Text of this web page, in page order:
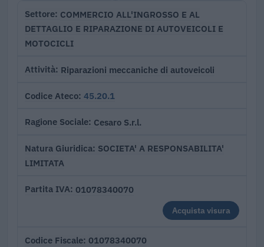
Settore COMMERCIO ALL'INGROSSO E AL
DETTAGLIO E RIPARAZIONE DI AUTOVEICOLI E
MOTOCICLI
Attività Riparazioni meccaniche di autoveicoli
Codice Ateco 45.20.1
Ragione Sociale Cesaro S.r.l.
Natura Giuridica SOCIETA' A RESPONSABILITA'
LIMITATA
Partita IVA 01078340070
Acquista visura
Codice Fiscale 01078340070